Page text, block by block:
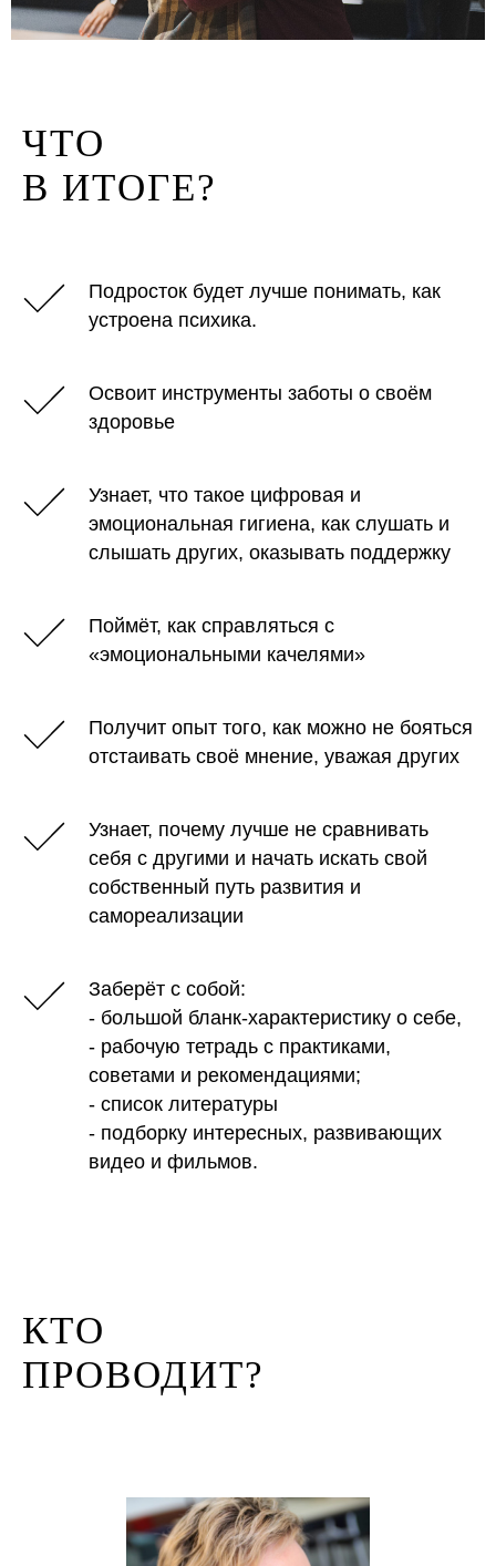
ЧТО
В ИТОГЕ?
Подросток будет лучше понимать, как
устроена психика.
Освоит инструменты заботы о своём
здоровье
Узнает, что такое цифровая и
эмоциональная гигиена, как слушать и
слышать других, оказывать поддержку
Поймёт, как справляться с
«эмоциональными качелями»
Получит опыт того, как можно не бояться
отстаивать своё мнение, уважая других
Узнает, почему лучше не сравнивать
себя с другими и начать искать свой
собственный путь развития и
самореализации
Заберёт с собой:
- большой бланк-характеристику о себе,
- рабочую тетрадь с практиками,
советами и рекомендациями;
- список литературы
- подборку интересных, развивающих
видео и фильмов.
КТО
ПРОВОДИТ?